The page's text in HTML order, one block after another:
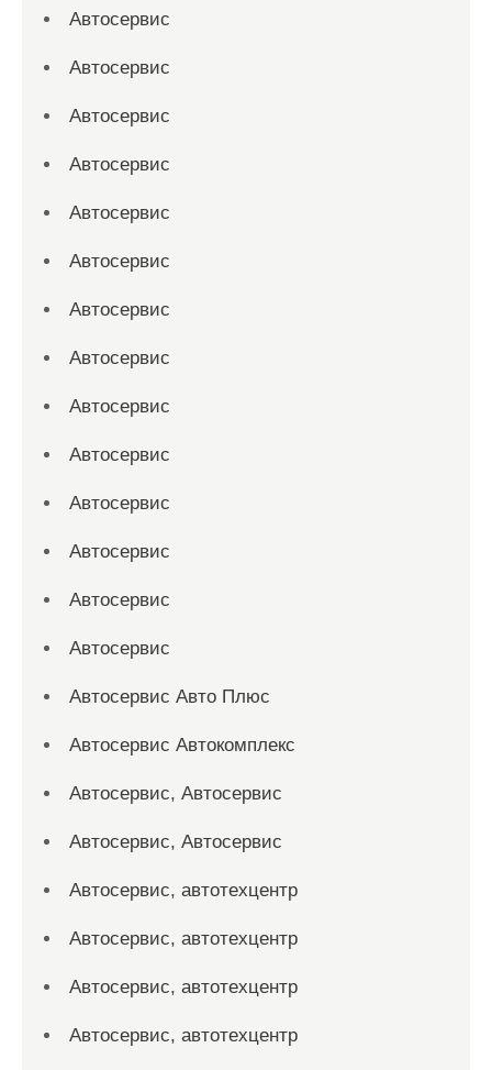
Автосервис
Автосервис
Автосервис
Автосервис
Автосервис
Автосервис
Автосервис
Автосервис
Автосервис
Автосервис
Автосервис
Автосервис
Автосервис
Автосервис
Автосервис Авто Плюс
Автосервис Автокомплекс
Автосервис, Автосервис
Автосервис, Автосервис
Автосервис, автотехцентр
Автосервис, автотехцентр
Автосервис, автотехцентр
Автосервис, автотехцентр